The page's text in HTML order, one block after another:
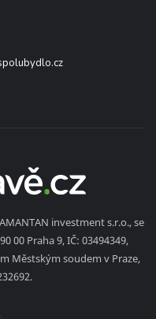
investment s.r.o., se
00 Praha 9, IČ: 03494349,
Městským soudem v Praze,